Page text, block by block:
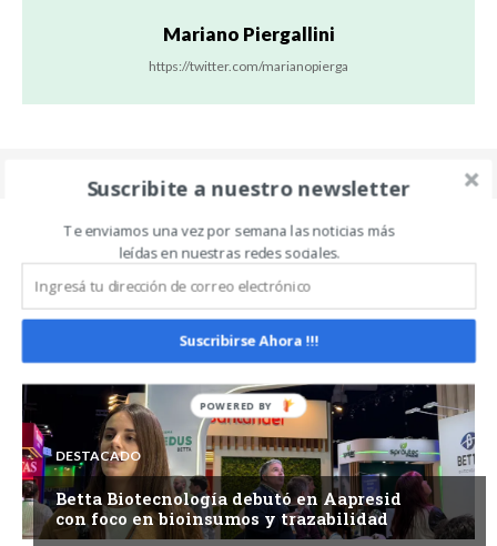
Mariano Piergallini
https://twitter.com/marianopierga
Related Articles
DESTACADO
Betta Biotecnología debutó en Aapresid
con foco en bioinsumos y trazabilidad
Suscribite a nuestro newsletter
Te enviamos una vez por semana las noticias más
leídas en nuestras redes sociales.
Suscribirse Ahora !!!